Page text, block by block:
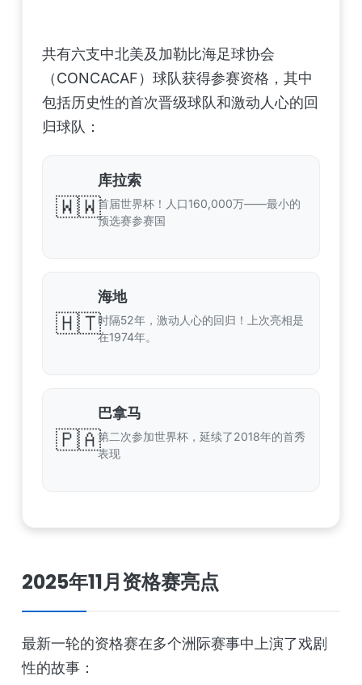
共有六支中北美及加勒比海足球协会
（CONCACAF）球队获得参赛资格，其中
包括历史性的首次晋级球队和激动人心的回
归球队：
🇼🇼
库拉索
首届世界杯！人口160,000万——最小的
预选赛参赛国
🇭🇹
海地
时隔52年，激动人心的回归！上次亮相是
在1974年。
🇵🇦
巴拿马
第二次参加世界杯，延续了2018年的首秀
表现
2025年11月资格赛亮点
最新一轮的资格赛在多个洲际赛事中上演了戏剧
性的故事：